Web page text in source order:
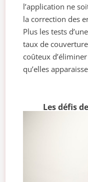
l’application ne
la correction des
Plus les tests
taux de
coûteux
qu’elles
Les défis